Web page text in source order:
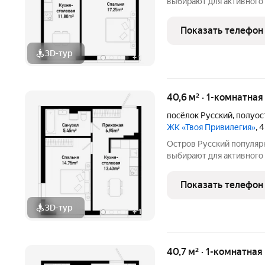
3D-тур + 1
легко добраться до
Показать телефон
3D-тур +1
40,6 м² · 1-
посёлок Русский,
ЖК «Твоя Привилегия»,
Остров Русский популярное туристическое место, которое
выбирают для
легко добраться до
Показать телефон
40,7 м² · 1-